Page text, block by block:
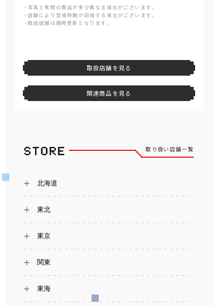
・写真と実際の商品が多少異なる場合がございます。
・店舗により登場時期が前後する場合がございます。
・取扱店舗は随時更新となります。
取扱店舗を見る
関連商品を見る
取り扱い店舗一覧
北海道
東北
東京
関東
東海